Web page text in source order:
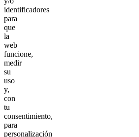
identificadores
para
que
la
web
funcione,
medir
su
uso
y,
con
tu
consentimiento,
para
personalización